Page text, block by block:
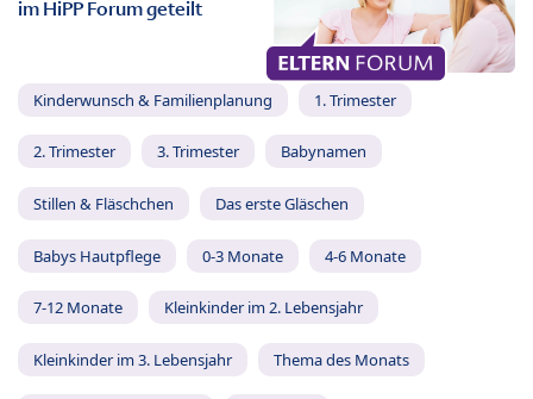
im HiPP Forum geteilt
Kinderwunsch & Familienplanung 1. Trimester
2. Trimester 3. Trimester Babynamen
Stillen & Fläschchen Das erste Gläschen
Babys Hautpflege 0-3 Monate 4-6 Monate
7-12 Monate Kleinkinder im 2. Lebensjahr
Kleinkinder im 3. Lebensjahr Thema des Monats